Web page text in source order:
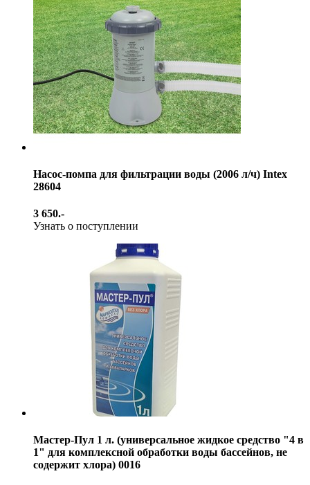
Насос-помпа для фильтрации воды (2006 л/ч) Intex
28604
3 650.-
Узнать о поступлении
Мастер-Пул 1 л. (универсальное жидкое средство "4 в
1" для комплексной обработки воды бассейнов, не
содержит хлора) 0016